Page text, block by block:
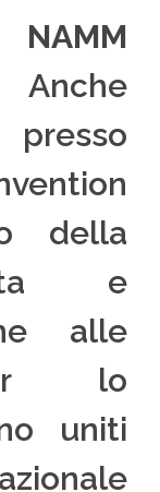
NAMM
della
e
alle
lo
uniti